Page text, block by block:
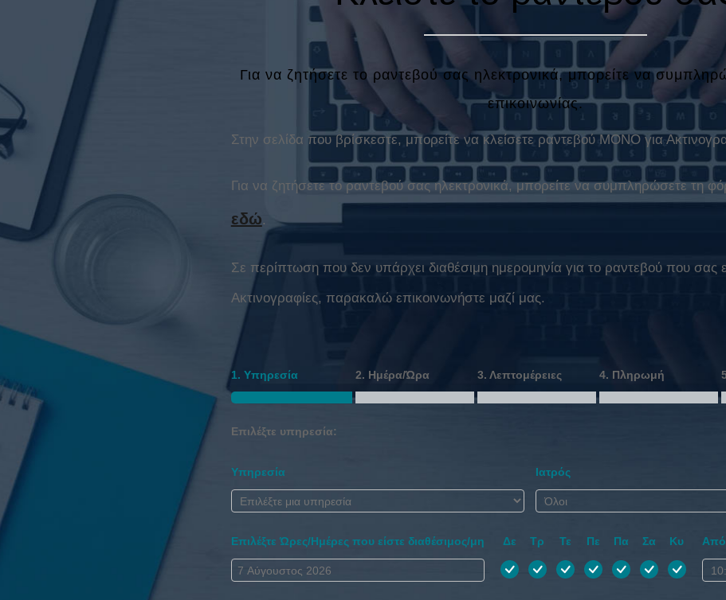
Για να ζητήσετε το ραντεβού σας ηλεκτρονικά, μπορείτε να
επικοινωνίας.
Στην σελίδα που βρίσκεστε, μπορείτε να κλείσετε ραντεβού ΜΟΝΟ για
Για να ζητήσετε το ραντεβού σας ηλεκτρονικά, μπορείτε να συμπληρώσετε τη
εδώ.
Σε περίπτωση που δεν υπάρχει διαθέσιμη ημερομηνία για το ραντεβού που σας
Ακτινογραφίες, παρακαλώ επικοινωνήστε μαζί μας.
1. Υπηρεσία 2. Ημέρα/Ώρα 3. Λεπτομέρειες 4. Πληρωμή
Επιλέξτε υπηρεσία:
Υπηρεσία Ιατρός
Επιλέξτε Ώρες/Ημέρες που είστε διαθέσιμος/μη Δε Τρ Τε Πε Πα Σα Κυ Από